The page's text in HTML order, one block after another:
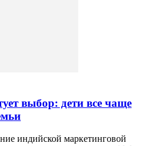
выбор: дети все чаще
индийской маркетинговой